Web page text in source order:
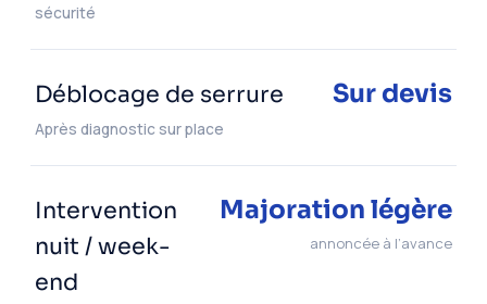
sécurité
Déblocage de serrure
Après diagnostic sur place
Sur devis
Intervention
nuit / week-
end
Majoration légère
annoncée à l’avance